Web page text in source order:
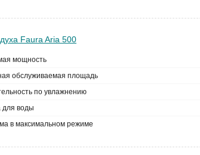
Faura Aria 500
мощность
обслуживаемая площадь
по увлажнению
для воды
в максимальном режиме